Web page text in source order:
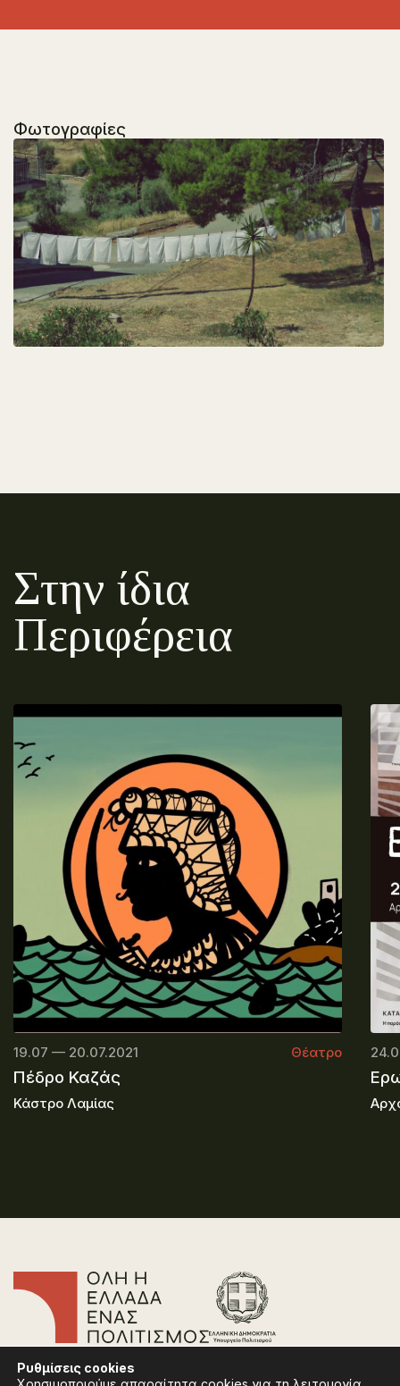
Φωτογραφίες
Στην ίδια
Περιφέρεια
19.07 — 20.07.2021 Θέατρο
Πέδρο Καζάς
Κάστρο Λαμίας
Συχνές Ερωτήσεις
Ρυθμίσεις cookies